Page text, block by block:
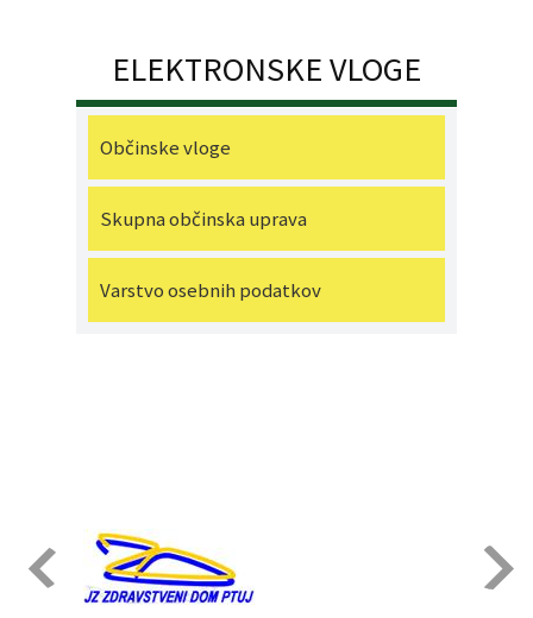
ELEKTRONSKE VLOGE
Občinske vloge
Skupna občinska uprava
Varstvo osebnih podatkov